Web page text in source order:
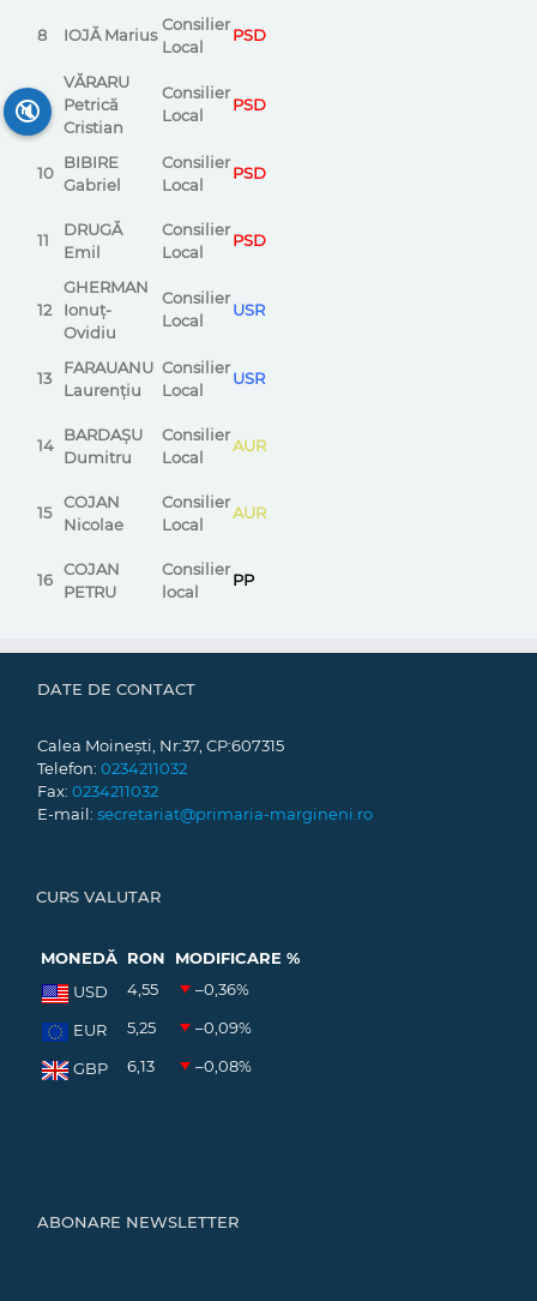
8 IOJĂ Marius
Consilier
Local
PSD
9
VĂRARU
Petrică
Cristian
Consilier
Local
PSD
10
BIBIRE
Gabriel
Consilier
Local
PSD
11
DRUGĂ
Emil
Consilier
Local
PSD
12
GHERMAN
Ionuț-
Ovidiu
Consilier
Local
USR
13
FARAUANU
Laurențiu
Consilier
Local
USR
14
BARDAȘU
Dumitru
Consilier
Local
AUR
15
COJAN
Nicolae
Consilier
Local
AUR
16
COJAN
PETRU
Consilier
local
PP
DATE DE CONTACT
Calea Moinești, Nr:37, CP:607315
Telefon: 0234211032
Fax: 0234211032
E-mail: secretariat@primaria-margineni.ro
CURS VALUTAR
MONEDĂ RON
MODIFICARE %
USD
4,55 –0,36%
EUR 5,25 –0,09%
GBP 6,13 –0,08%
ABONARE NEWSLETTER
🔇